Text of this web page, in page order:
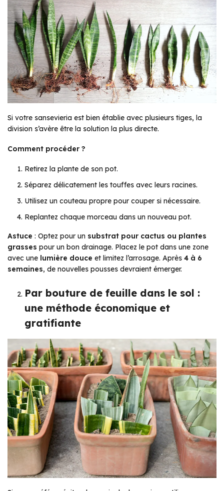
Si votre sansevieria est bien établie avec plusieurs tiges, la
division s’avère être la solution la plus directe.
Comment procéder ?
Retirez la plante de son pot.
Séparez délicatement les touffes avec leurs racines.
Utilisez un couteau propre pour couper si nécessaire.
Replantez chaque morceau dans un nouveau pot.
Astuce : Optez pour un substrat pour cactus ou plantes
grasses pour un bon drainage. Placez le pot dans une zone
avec une lumière douce et limitez l’arrosage. Après 4 à 6
semaines, de nouvelles pousses devraient émerger.
Par bouture de feuille dans le sol :
une méthode économique et
gratifiante